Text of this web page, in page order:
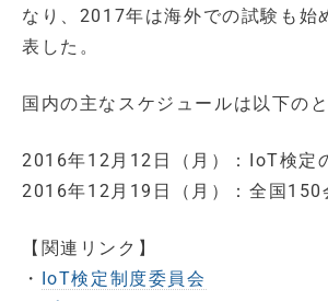
なり、2017年は海外での試験も始
表した。
国内の主なスケジュールは以下のと
2016年12月12日（月）：IoT検定
2016年12月19日（月）：全国150
【関連リンク】
・
IoT検定制度委員会